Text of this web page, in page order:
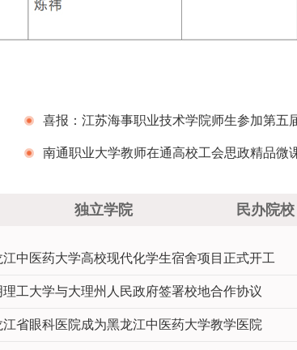
喜报：江苏海事职业技术学院师生参加第五
江苏高校百校万名团干部思政技能大比武喜获佳
南通职业大学教师在通高校工会思政精品微
独立学院 民办院校
江中医药大学高校现代化学生宿舍项目正式开工
理工大学与大理州人民政府签署校地合作协议
江省眼科医院成为黑龙江中医药大学教学医院